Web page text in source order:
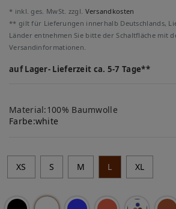
* inkl. ges. MwSt. zzgl. Versandkosten
** gilt für Lieferungen innerhalb Deutschlands,
Länder entnehmen Sie bitte der Schaltfläche mit
Versandinformationen.
auf Lager- Lieferzeit ca. 5-7 Tage**
Material:100% Baumwolle
Farbe:white
XS S M L XL